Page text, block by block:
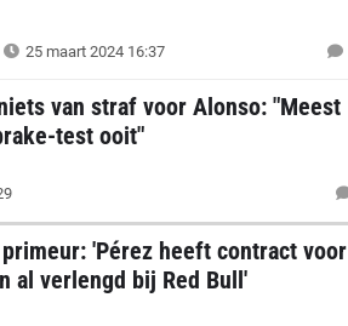
25 maart 2024 16:37
van straf voor Alonso: "Meest
test ooit"
'Pérez heeft contract voor
al verlengd bij Red Bull'